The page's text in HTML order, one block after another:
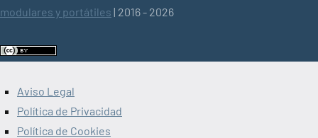
modulares y portátiles | 2016 - 2026
Aviso Legal
Política de Privacidad
Política de Cookies